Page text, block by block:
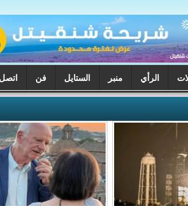
الستايل فن اتصل بنا Francais